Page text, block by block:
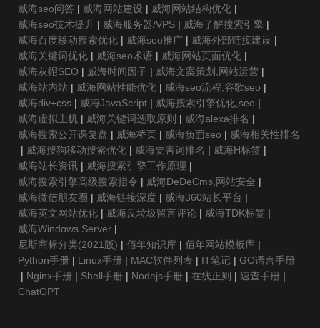
威海seo问答 | 威海网站建设 | 威海网站结构优化 |
威海seo技术提升 | 威海服务器/VPS | 威海了解搜索引擎 |
威海百度移动搜索优化 | 威海seo推广 | 威海外部链接建设 |
威海关键词优化 | 威海seo术语 | 威海网站页面优化 |
威海灰帽SEO | 威海时间因子 | 威海文案策划,网站运营 |
威海站内站 | 威海网站性能优化 | 威海seo流程,谷歌seo |
威海div+css | 威海JavaScript | 威海搜索引擎优化,seo |
威海虚拟主机 | 威海关键词选取原则 | 威海alexa排名 |
威海搜索公开课复盘 | 威海桥页 | 威海负面seo | 威海相关性排名
| 威海搜狗移动搜索优化 | 威海要害词排名 | 威海H标签 |
威海站长资讯 | 威海搜索引擎工作原理 |
威海搜索引擎高级搜索指令 | 威海DeDeCms,网站安全 |
威海微信朋友圈 | 威海链接深度 | 威海360站长平台 |
威海英文网站优化 | 威海反垃圾留言评论 | 威海TDK标签 |
威海Windows Server |
尼斯商标分类(2021版) | 佰年知识库 | 佰年网站模板库 |
Python手册 | Linux手册 | MAC软件列表 | IT笔记 | GO语言手册
| Nginx手册 | Shell手册 | Nodejs手册 | 在线正则 | 速查手册 |
ChatGPT